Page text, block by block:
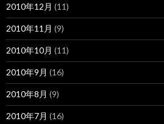
2010年12月 (11)
2010年11月 (9)
2010年10月 (11)
2010年9月 (16)
2010年8月 (9)
2010年7月 (16)